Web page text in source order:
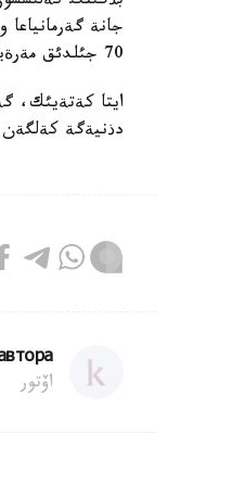
70 جئلدئق مةرةيتويئمةن قذتتئقتاعانئ ءذشئن گةرمانيا كانسلةرئنة العئسئن ءبئلدئردئ.
دذنيةگة
اۆتور